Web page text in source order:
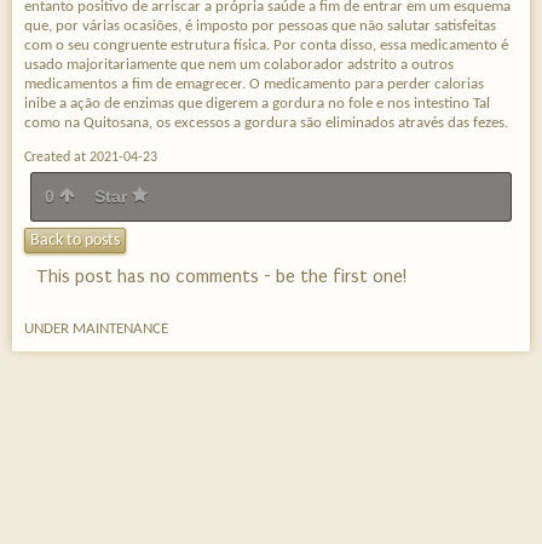
entanto positivo de arriscar a própria saúde a fim de entrar em um esquema
que, por várias ocasiões, é imposto por pessoas que não salutar satisfeitas
com o seu congruente estrutura física. Por conta disso, essa medicamento é
usado majoritariamente que nem um colaborador adstrito a outros
medicamentos a fim de emagrecer. O medicamento para perder calorias
inibe a ação de enzimas que digerem a gordura no fole e nos intestino Tal
como na Quitosana, os excessos a gordura são eliminados através das fezes.
Created at 2021-04-23
0 Star
Back to posts
This post has no comments - be the first one!
UNDER MAINTENANCE